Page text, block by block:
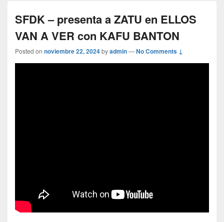
SFDK – presenta a ZATU en ELLOS
VAN A VER con KAFU BANTON
Posted on noviembre 22, 2024byadmin—No Comments ↓